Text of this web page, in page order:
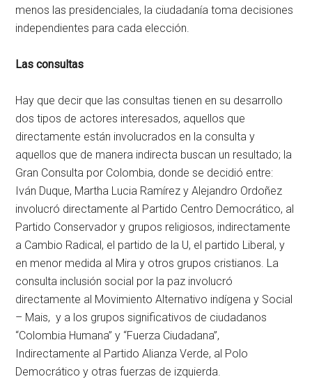
menos las presidenciales, la ciudadanía toma decisiones
independientes para cada elección.
Las consultas
Hay que decir que las consultas tienen en su desarrollo
dos tipos de actores interesados, aquellos que
directamente están involucrados en la consulta y
aquellos que de manera indirecta buscan un resultado; la
Gran Consulta por Colombia, donde se decidió entre:
Iván Duque, Martha Lucia Ramírez y Alejandro Ordoñez
involucró directamente al Partido Centro Democrático, al
Partido Conservador y grupos religiosos, indirectamente
a Cambio Radical, el partido de la U, el partido Liberal, y
en menor medida al Mira y otros grupos cristianos. La
consulta inclusión social por la paz involucró
directamente al Movimiento Alternativo indígena y Social
– Mais, y a los grupos significativos de ciudadanos
“Colombia Humana” y “Fuerza Ciudadana”,
Indirectamente al Partido Alianza Verde, al Polo
Democrático y otras fuerzas de izquierda.